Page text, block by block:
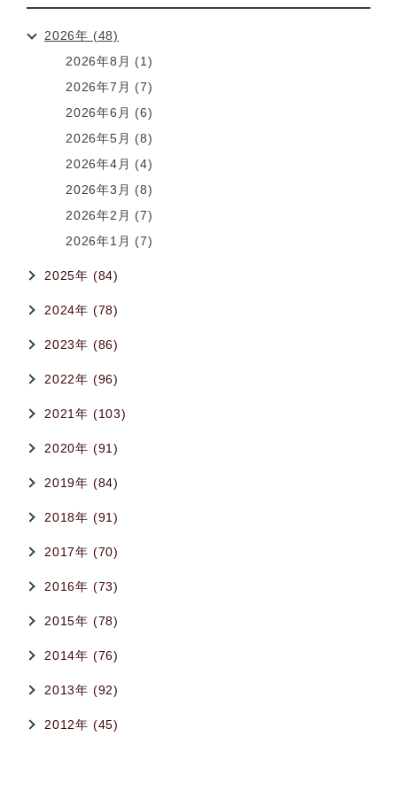
2026年 (48)
2026年8月 (1)
2026年7月 (7)
2026年6月 (6)
2026年5月 (8)
2026年4月 (4)
2026年3月 (8)
2026年2月 (7)
2026年1月 (7)
2025年 (84)
2024年 (78)
2023年 (86)
2022年 (96)
2021年 (103)
2020年 (91)
2019年 (84)
2018年 (91)
2017年 (70)
2016年 (73)
2015年 (78)
2014年 (76)
2013年 (92)
2012年 (45)